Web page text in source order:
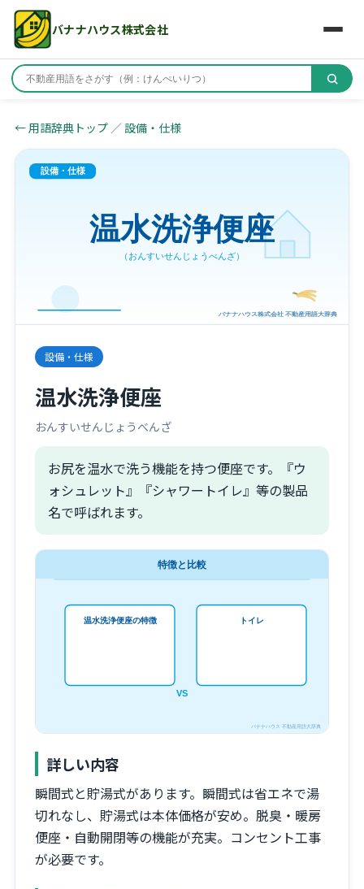
バナナハウス株式会社
← 用語辞典トップ ／設備・仕様
設備・仕様
温水洗浄便座
おんすいせんじょうべんざ
お尻を温水で洗う機能を持つ便座です。『ウ
ォシュレット』『シャワートイレ』等の製品
名で呼ばれます。
詳しい内容
瞬間式と貯湯式があります。瞬間式は省エネで湯
切れなし、貯湯式は本体価格が安め。脱臭・暖房
便座・自動開閉等の機能が充実。コンセント工事
が必要です。